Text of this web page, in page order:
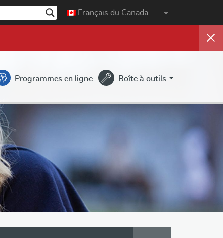
Français du Canada
Programmes en ligne Boîte à outils